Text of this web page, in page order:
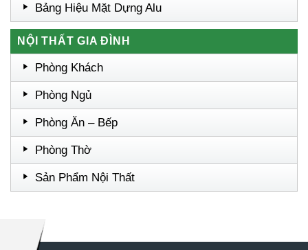
Bảng Hiệu Mặt Dựng Alu
NỘI THẤT GIA ĐÌNH
Phòng Khách
Phòng Ngủ
Phòng Ăn – Bếp
Phòng Thờ
Sản Phẩm Nội Thất